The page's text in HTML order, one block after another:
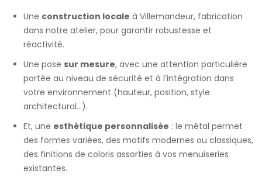
Une construction locale à Villemandeur, fabrication
dans notre atelier, pour garantir robustesse et
réactivité.
Une pose sur mesure, avec une attention particulière
portée au niveau de sécurité et à l’intégration dans
votre environnement (hauteur, position, style
architectural…).
Et, une esthétique personnalisée : le métal permet
des formes variées, des motifs modernes ou classiques,
des finitions de coloris assorties à vos menuiseries
existantes.